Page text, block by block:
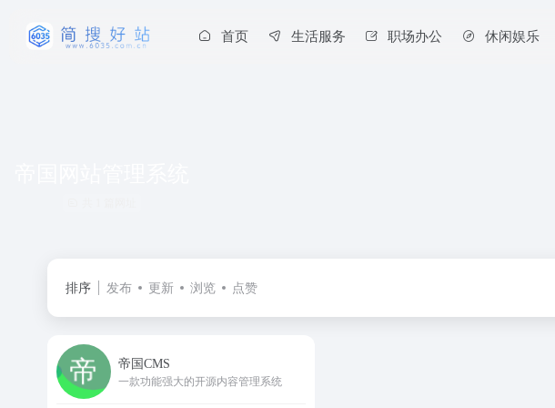
首页 生活服务 职场办公 休闲娱乐
排序 发布 更新 浏览 点赞
帝国CMS
一款功能强大的开源内容管理系统